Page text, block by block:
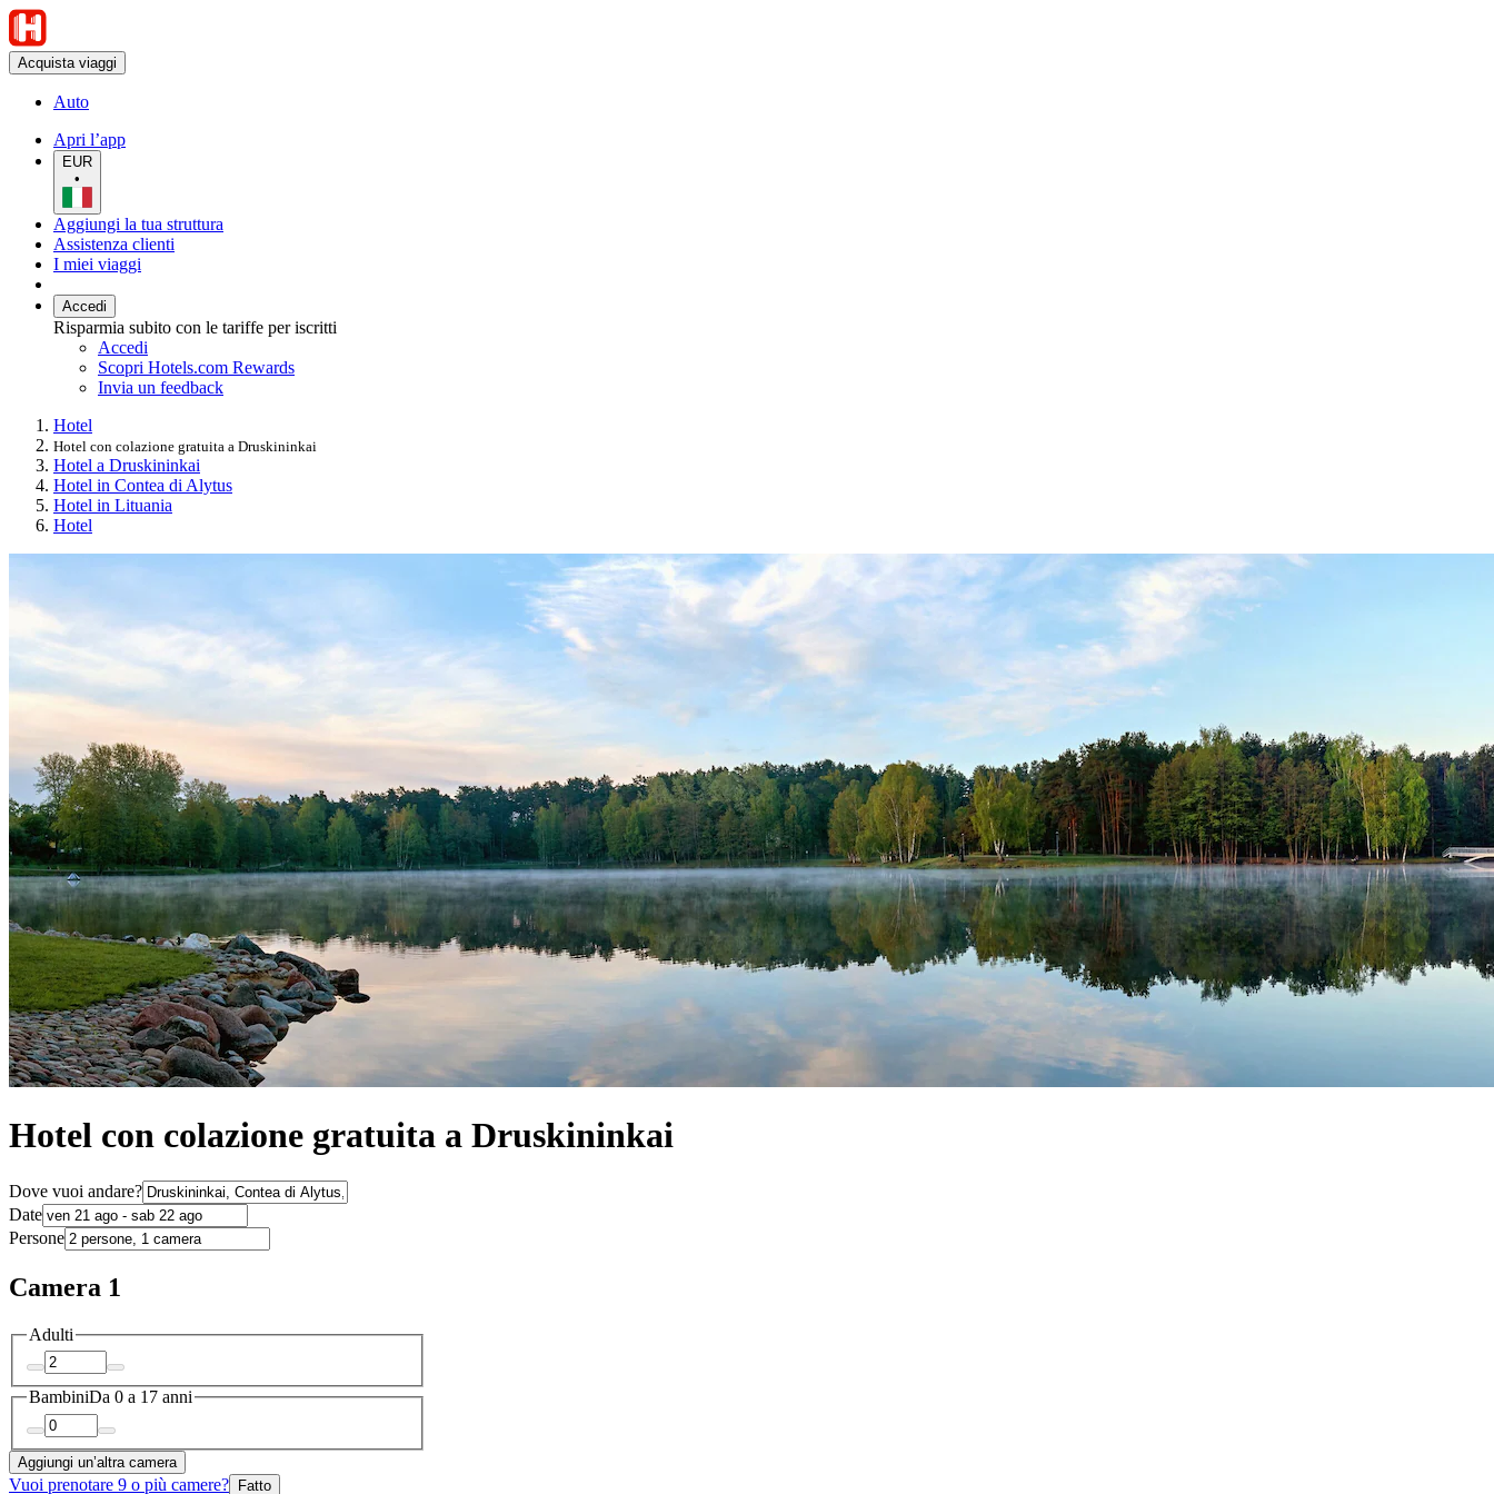
Acquista viaggi
Auto
Apri l’app
EUR
•
Aggiungi la tua struttura
Assistenza clienti
I miei viaggi
Accedi
Risparmia subito con le tariffe per iscritti
Accedi
Scopri Hotels.com Rewards
Invia un feedback
Hotel
Hotel con colazione gratuita a Druskininkai
Hotel a Druskininkai
Hotel in Contea di Alytus
Hotel in Lituania
Hotel
Hotel con colazione gratuita a Druskininkai
Dove vuoi andare?
Date
Persone
Camera 1
Adulti
BambiniDa 0 a 17 anni
Aggiungi un’altra camera
Vuoi prenotare 9 o più camere? Fatto